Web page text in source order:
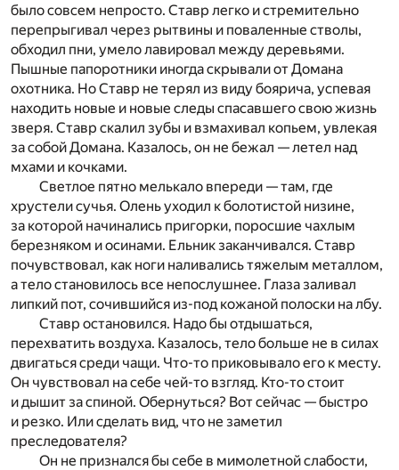
было совсем непросто. Ставр легко и стремительно
перепрыгивал через рытвины и поваленные стволы,
обходил пни, умело лавировал между деревьями.
Пышные папоротники иногда скрывали от Домана
охотника. Но Ставр не терял из виду боярича, успевая
находить новые и новые следы спасавшего свою жизнь
зверя. Ставр скалил зубы и взмахивал копьем, увлекая
за собой Домана. Казалось, он не бежал — летел над
мхами и кочками.
Светлое пятно мелькало впереди — там, где
хрустели сучья. Олень уходил к болотистой низине,
за которой начинались пригорки, поросшие чахлым
березняком и осинами. Ельник заканчивался. Ставр
почувствовал, как ноги наливались тяжелым металлом,
а тело становилось все непослушнее. Глаза заливал
липкий пот, сочившийся из-под кожаной полоски на лбу.
Ставр остановился. Надо бы отдышаться,
перехватить воздуха. Казалось, тело больше не в силах
двигаться среди чащи. Что-то приковывало его к месту.
Он чувствовал на себе чей-то взгляд. Кто-то стоит
и дышит за спиной. Обернуться? Вот сейчас — быстро
и резко. Или сделать вид, что не заметил
преследователя?
Он не признался бы себе в мимолетной слабости,